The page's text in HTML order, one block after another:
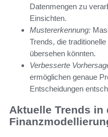
Datenmengen zu
Einsichten.
Mustererkennung:
Trends, die
übersehen könnten.
Verbesserte
ermöglichen genaue
Entscheidungen
Aktuelle Trends in